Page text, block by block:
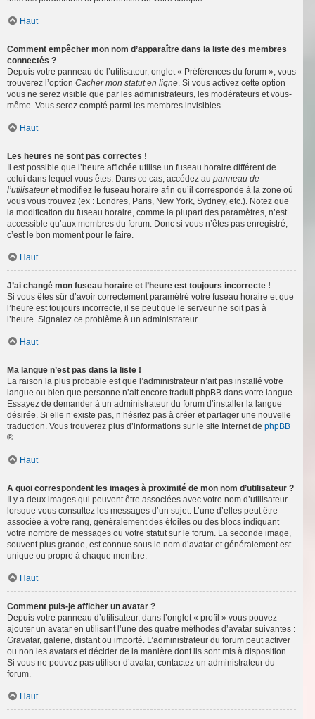
Haut
Comment empêcher mon nom d’apparaître dans la liste des membres
connectés ?
Depuis votre panneau de l’utilisateur, onglet « Préférences du forum », vous
trouverez l’option Cacher mon statut en ligne. Si vous activez cette option
vous ne serez visible que par les administrateurs, les modérateurs et vous-
même. Vous serez compté parmi les membres invisibles.
Haut
Les heures ne sont pas correctes !
Il est possible que l’heure affichée utilise un fuseau horaire différent de
celui dans lequel vous êtes. Dans ce cas, accédez au panneau de
l’utilisateuret modifiez le fuseau horaire afin qu’il corresponde à la zone où
vous vous trouvez (ex : Londres, Paris, New York, Sydney, etc.). Notez que
la modification du fuseau horaire, comme la plupart des paramètres, n’est
accessible qu’aux membres du forum. Donc si vous n’êtes pas enregistré,
c’est le bon moment pour le faire.
Haut
J’ai changé mon fuseau horaire et l’heure est toujours incorrecte !
Si vous êtes sûr d’avoir correctement paramétré votre fuseau horaire et que
l’heure est toujours incorrecte, il se peut que le serveur ne soit pas à
l’heure. Signalez ce problème à un administrateur.
Haut
Ma langue n’est pas dans la liste !
La raison la plus probable est que l’administrateur n’ait pas installé votre
langue ou bien que personne n’ait encore traduit phpBB dans votre langue.
Essayez de demander à un administrateur du forum d’installer la langue
désirée. Si elle n’existe pas, n’hésitez pas à créer et partager une nouvelle
traduction. Vous trouverez plus d’informations sur le site Internet de phpBB
®.
Haut
A quoi correspondent les images à proximité de mon nom d’utilisateur ?
Il y a deux images qui peuvent être associées avec votre nom d’utilisateur
lorsque vous consultez les messages d’un sujet. L’une d’elles peut être
associée à votre rang, généralement des étoiles ou des blocs indiquant
votre nombre de messages ou votre statut sur le forum. La seconde image,
souvent plus grande, est connue sous le nom d’avatar et généralement est
unique ou propre à chaque membre.
Haut
Comment puis-je afficher un avatar ?
Depuis votre panneau d’utilisateur, dans l’onglet « profil » vous pouvez
ajouter un avatar en utilisant l’une des quatre méthodes d’avatar suivantes :
Gravatar, galerie, distant ou importé. L’administrateur du forum peut activer
ou non les avatars et décider de la manière dont ils sont mis à disposition.
Si vous ne pouvez pas utiliser d’avatar, contactez un administrateur du
forum.
Haut